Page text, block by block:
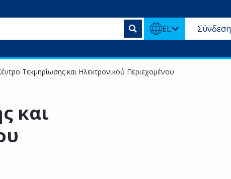
EL Σύνδεση
Τεκμηρίωσης και Ηλεκτρονικού Περιεχομένου
και